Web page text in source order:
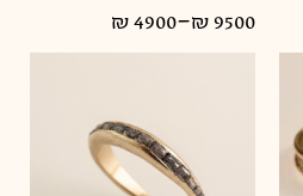
₪4900–₪9500
טווח
מחירים: